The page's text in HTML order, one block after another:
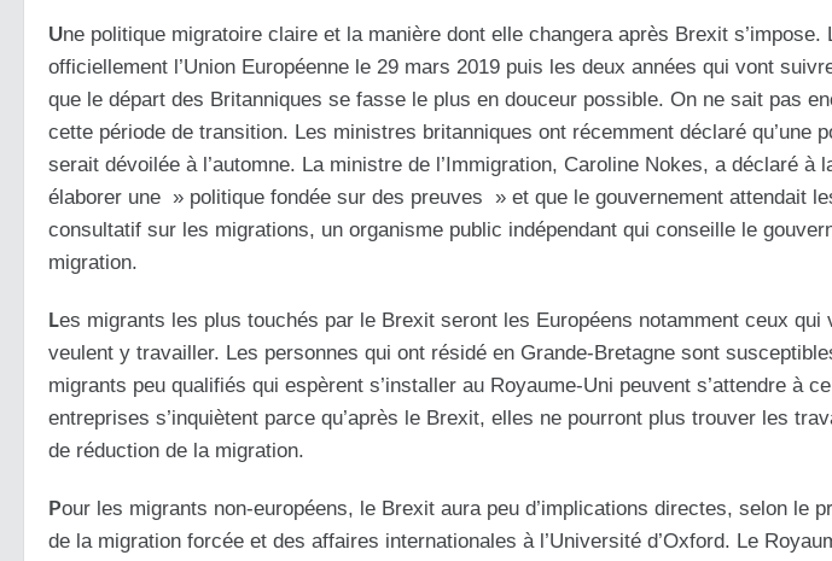
Une politique migratoire claire et la manière dont elle changera après Brexit s’impose.
officiellement l’Union Européenne le 29 mars 2019 puis les deux années qui vont
que le départ des Britanniques se fasse le plus en douceur possible. On ne sait pas
cette période de transition. Les ministres britanniques ont récemment déclaré qu’une
serait dévoilée à l’automne. La ministre de l’Immigration, Caroline Nokes, a déclaré à
élaborer une » politique fondée sur des preuves » et que le gouvernement attendait
consultatif sur les migrations, un organisme public indépendant qui conseille le
migration.
Les migrants les plus touchés par le Brexit seront les Européens notamment ceux qui
veulent y travailler. Les personnes qui ont résidé en Grande-Bretagne sont
migrants peu qualifiés qui espèrent s’installer au Royaume-Uni peuvent s’attendre à
entreprises s’inquiètent parce qu’après le Brexit, elles ne pourront plus trouver les
de réduction de la migration.
Pour les migrants non-européens, le Brexit aura peu d’implications directes, selon le
de la migration forcée et des affaires internationales à l’Université d’Oxford. Le